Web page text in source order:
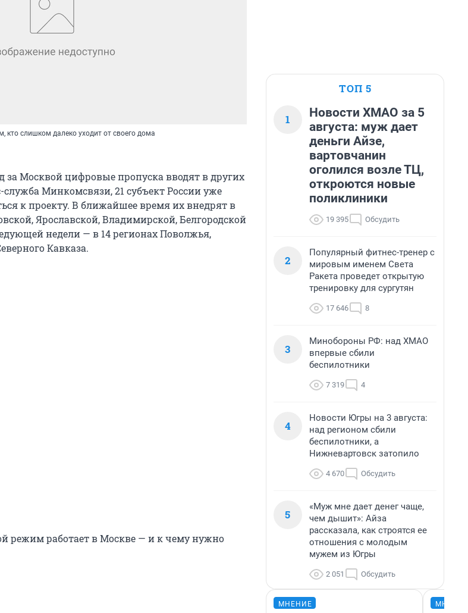
слишком далеко уходит от своего дома
за Москвой цифровые пропуска вводят в других
служба Минкомсвязи, 21 субъект России уже
к проекту. В ближайшее время их внедрят в
Ярославской, Владимирской, Белгородской
недели — в 14 регионах Поволжья,
Кавказа.
режим работает в Москве — и к чему нужно
ТОП 5
1
Новости ХМАО за 5
августа: муж дает
деньги Айзе,
вартовчанин
оголился возле ТЦ,
откроются новые
поликлиники
19 395 Обсудить
2
Популярный фитнес-тренер с
мировым именем Света
Ракета проведет открытую
тренировку для сургутян
17 646 8
3
Минобороны РФ: над ХМАО
впервые сбили
беспилотники
7 319 4
4
Новости Югры на 3 августа:
над регионом сбили
беспилотники, а
Нижневартовск затопило
4 670 Обсудить
5
«Муж мне дает денег чаще,
чем дышит»: Айза
рассказала, как строятся ее
отношения с молодым
мужем из Югры
2 051 Обсудить
МНЕНИЕ